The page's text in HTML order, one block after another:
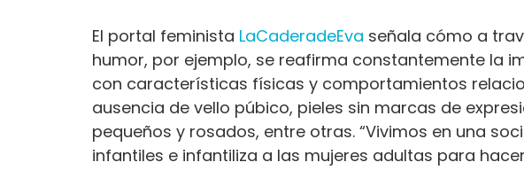
El portal feminista LaCaderadeEva señala cómo a
humor, por ejemplo, se reafirma constantemente la
con características físicas y comportamientos
ausencia de vello púbico, pieles sin marcas de
pequeños y rosados, entre otras. “Vivimos en una
infantiles e infantiliza a las mujeres adultas para